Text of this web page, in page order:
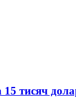
тисяч